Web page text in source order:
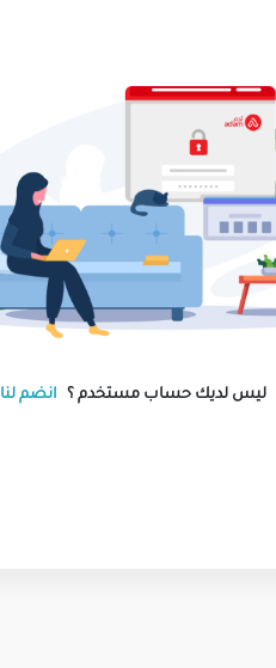
ليس لديك حساب مستخدم ؟ انضم لنا